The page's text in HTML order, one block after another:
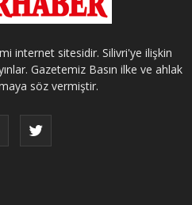
internet sitesidir. Silivri'ye ilişkin
Gazetemiz Basın ilke ve ahlak
söz vermiştir.